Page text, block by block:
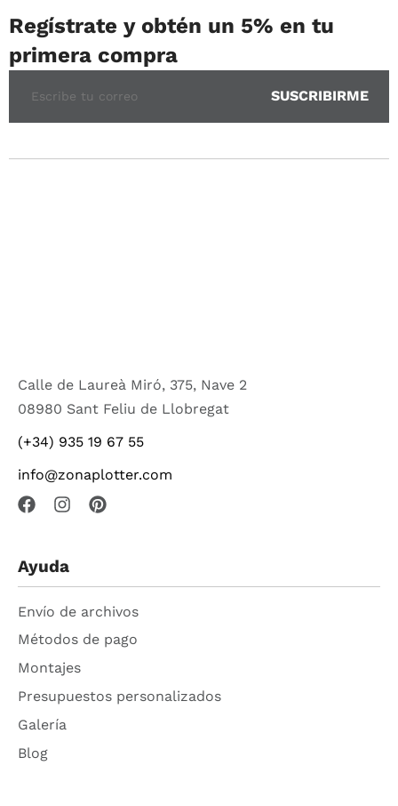
Regístrate y obtén un 5% en tu
primera compra
Calle de Laureà Miró, 375, Nave 2
08980 Sant Feliu de Llobregat
(+34) 935 19 67 55
info@zonaplotter.com
Ayuda
Envío de archivos
Métodos de pago
Montajes
Presupuestos personalizados
Galería
Blog